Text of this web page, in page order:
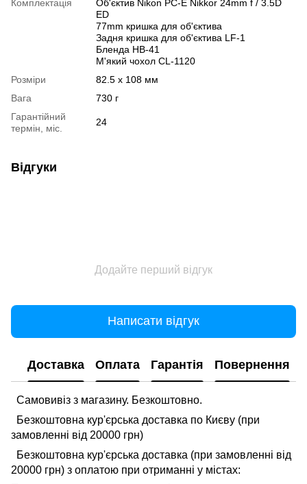
Комплектація
Об'єктив Nikon PC-E Nikkor 24mm f / 3.5D
ED
77mm кришка для об'єктива
Задня кришка для об'єктива LF-1
Бленда HB-41
М'який чохол CL-1120
Розміри
82.5 x 108 мм
Вага
730 г
Гарантійний
термін, міс.
24
Відгуки
Додайте перший відгук
Написати відгук
Доставка Оплата Гарантія Повернення
Самовивіз з магазину. Безкоштовно.
Безкоштовна кур'єрська доставка по Києву (при
замовленні від 20000 грн)
Безкоштовна кур'єрська доставка (при замовленні від
20000 грн) з оплатою при отриманні у містах: